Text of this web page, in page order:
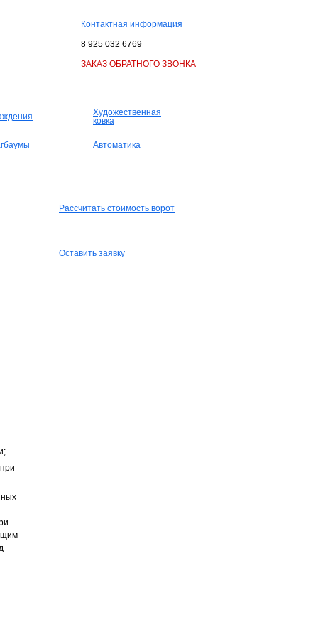
Контактная информация
8 925 032 6769
ЗАКАЗ ОБРАТНОГО ЗВОНКА
Художественная
ковка
Автоматика
Рассчитать стоимость ворот
Оставить заявку